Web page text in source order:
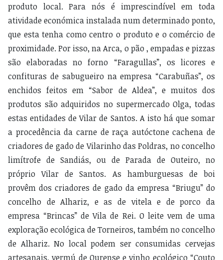
produto local. Para nós é imprescindível em toda
atividade económica instalada num determinado ponto,
que esta tenha como centro o produto e o comércio de
proximidade. Por isso, na Arca, o pão , empadas e pizzas
são elaboradas no forno “Faragullas”, os licores e
confituras de sabugueiro na empresa “Carabuñas”, os
enchidos feitos em “Sabor de Aldea”, e muitos dos
produtos são adquiridos no supermercado Olga, todas
estas entidades de Vilar de Santos. A isto há que somar
a procedência da carne de raça autóctone cachena de
criadores de gado de Vilarinho das Poldras, no concelho
limítrofe de Sandiás, ou de Parada de Outeiro, no
próprio Vilar de Santos. As hamburguesas de boi
provêm dos criadores de gado da empresa “Briugu” do
concelho de Alhariz, e as de vitela e de porco da
empresa “Brincas” de Vila de Rei. O leite vem de uma
exploração ecológica de Torneiros, também no concelho
de Alhariz. No local podem ser consumidas cervejas
artesanais, vermú de Ourense e vinho ecológico “Couto